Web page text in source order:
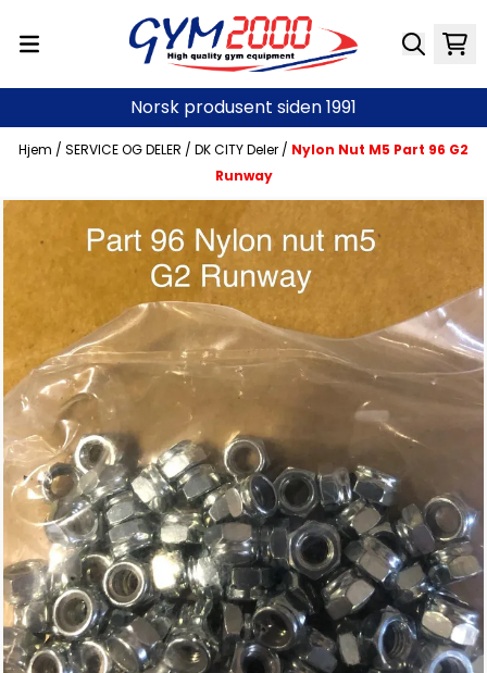
Norsk produsent siden 1991
Hjem / SERVICE OG DELER / DK CITY Deler / Nylon Nut M5 Part 96 G2
Runway